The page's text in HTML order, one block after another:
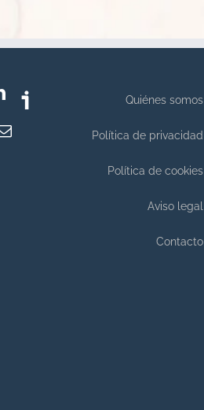
Quiénes somos
Política de privacidad
Política de cookies
Aviso legal
Contacto